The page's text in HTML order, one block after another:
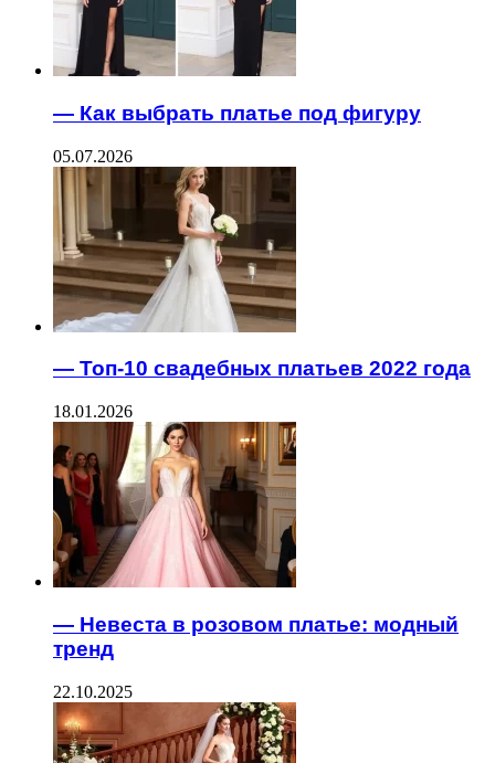
— Как выбрать платье под фигуру
05.07.2026
— Топ-10 свадебных платьев 2022 года
18.01.2026
— Невеста в розовом платье: модный
тренд
22.10.2025